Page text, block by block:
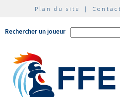
Plan du site | Contact
Rechercher un joueur